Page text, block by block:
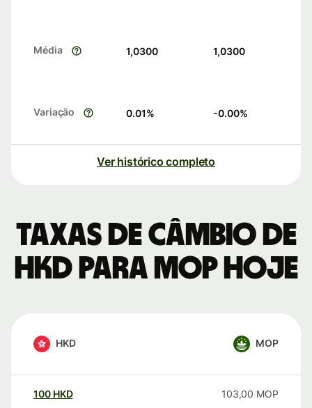
Média 1,0300 1,0300
Variação 0.01% -0.00%
Ver histórico completo
Taxas de câmbio de
HKD para MOP hoje
HKD MOP
100 HKD 103,00 MOP